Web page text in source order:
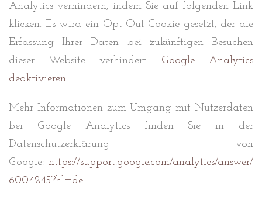
Analytics verhindern, indem Sie auf folgenden Link
klicken. Es wird ein Opt-Out-Cookie gesetzt, der die
Erfassung Ihrer Daten bei zukünftigen Besuchen
dieser Website verhindert: Google Analytics
deaktivieren.
Mehr Informationen zum Umgang mit Nutzerdaten
bei Google Analytics finden Sie in der
Datenschutzerklärung von
Google: https://support.google.com/analytics/answer/
6004245?hl=de.